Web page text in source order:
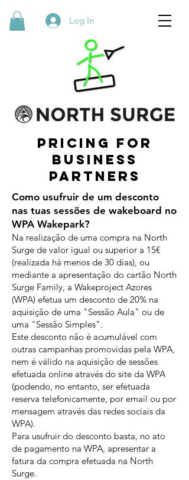
Log In
Pricing for
BUSINESS
partners
Como usufruir de um desconto
nas tuas sessões de wakeboard no
WPA Wakepark?
Na realização de uma compra na North
Surge de valor igual ou superior a 15€
(realizada há menos de 30 dias), ou
mediante a apresentação do cartão North
Surge Family, a Wakeproject Azores
(WPA) efetua um desconto de 20% na
aquisição de uma "Sessão Aula" ou de
uma "Sessão Simples".
Este desconto não é acumulável com
outras campanhas promovidas pela WPA,
nem é válido na aquisição de sessões
efetuada online através do site da WPA
(podendo, no entanto, ser efetuada
reserva telefonicamente, por email ou por
mensagem através das redes sociais da
WPA).
Para usufruir do desconto basta, no ato
de pagamento na WPA, apresentar a
fatura da compra efetuada na North
Surge.